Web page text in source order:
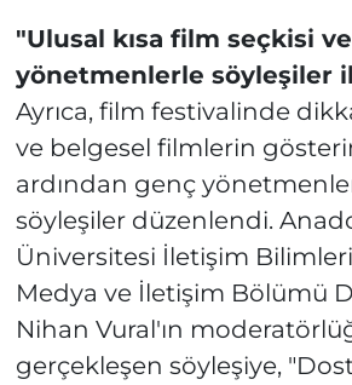
"Ulusal kısa film seçkisi
yönetmenlerle söyleşiler
Ayrıca, film festivalinde
ve belgesel filmlerin
ardından genç
söyleşiler düzenlendi.
Üniversitesi İletişim
Medya ve İletişim Bölümü
Nihan Vural'ın
gerçekleşen söyleşiye,